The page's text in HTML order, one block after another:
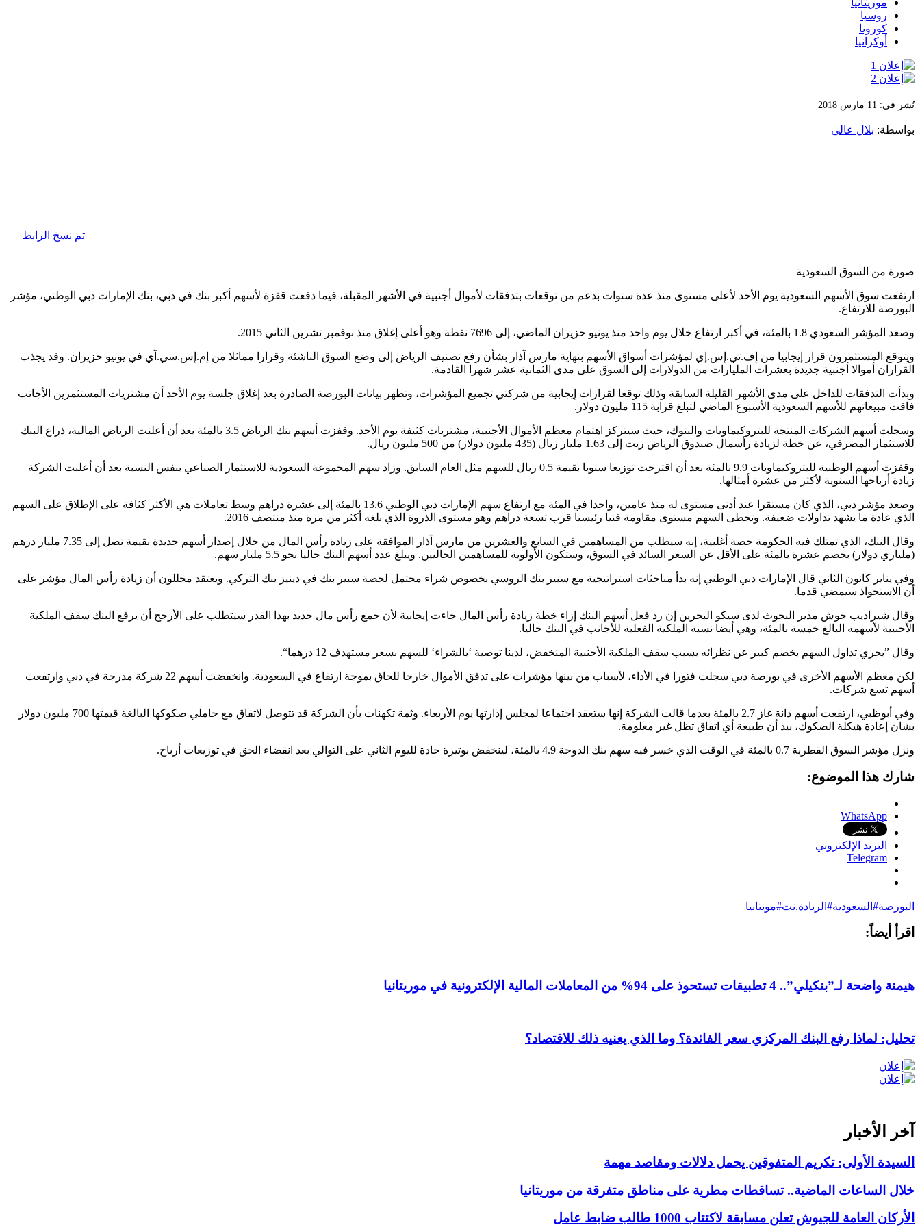
روسيا
كورونا
أوكرانيا
نُشر في: 11 مارس 2018
بواسطة: بلال عالي
تم نسخ الرابط
صورة من السوق السعودية
ارتفعت سوق الأسهم السعودية يوم الأحد لأعلى مستوى منذ عدة سنوات بدعم من توقعات بتدفقات لأموال أجنبية في الأشهر المقبلة، فيما دفعت قفزة لأسهم أكبر بنك في دبي، بنك الإمارات دبي الوطني، مؤشر
البورصة للارتفاع.
وصعد المؤشر السعودي 1.8 بالمئة، في أكبر ارتفاع خلال يوم واحد منذ يونيو حزيران الماضي، إلى 7696 نقطة وهو أعلى إغلاق منذ نوفمبر تشرين الثاني 2015.
ويتوقع المستثمرون قرار إيجابيا من إف.تي.إس.إي لمؤشرات أسواق الأسهم بنهاية مارس آذار بشأن رفع تصنيف الرياض إلى وضع السوق الناشئة وقرارا مماثلا من إم.إس.سي.آي في يونيو حزيران. وقد يجذب
القراران أموالا أجنبية جديدة بعشرات المليارات من الدولارات إلى السوق على مدى الثمانية عشر شهرا القادمة.
وبدأت التدفقات للداخل على مدى الأشهر القليلة السابقة وذلك توقعا لقرارات إيجابية من شركتي تجميع المؤشرات، وتظهر بيانات البورصة الصادرة بعد إغلاق جلسة يوم الأحد أن مشتريات المستثمرين الأجانب
فاقت مبيعاتهم للأسهم السعودية الأسبوع الماضي لتبلغ قرابة 115 مليون دولار.
وسجلت أسهم الشركات المنتجة للبتروكيماويات والبنوك، حيث سيتركز اهتمام معظم الأموال الأجنبية، مشتريات كثيفة يوم الأحد. وقفزت أسهم بنك الرياض 3.5 بالمئة بعد أن أعلنت الرياض المالية، ذراع البنك
للاستثمار المصرفي، عن خطة لزيادة رأسمال صندوق الرياض ريت إلى 1.63 مليار ريال (435 مليون دولار) من 500 مليون ريال.
وقفزت أسهم الوطنية للبتروكيماويات 9.9 بالمئة بعد أن اقترحت توزيعا سنويا بقيمة 0.5 ريال للسهم مثل العام السابق. وزاد سهم المجموعة السعودية للاستثمار الصناعي بنفس النسبة بعد أن أعلنت الشركة
زيادة أرباحها السنوية لأكثر من عشرة أمثالها.
وصعد مؤشر دبي، الذي كان مستقرا عند أدنى مستوى له منذ عامين، واحدا في المئة مع ارتفاع سهم الإمارات دبي الوطني 13.6 بالمئة إلى عشرة دراهم وسط تعاملات هي الأكثر كثافة على الإطلاق على السهم
الذي عادة ما يشهد تداولات ضعيفة. وتخطى السهم مستوى مقاومة فنيا رئيسيا قرب تسعة دراهم وهو مستوى الذروة الذي بلغه أكثر من مرة منذ منتصف 2016.
وقال البنك، الذي تمتلك فيه الحكومة حصة أغلبية، إنه سيطلب من المساهمين في السابع والعشرين من مارس آذار الموافقة على زيادة رأس المال من خلال إصدار أسهم جديدة بقيمة تصل إلى 7.35 مليار درهم
(ملياري دولار) بخصم عشرة بالمئة على الأقل عن السعر السائد في السوق، وستكون الأولوية للمساهمين الحاليين. ويبلغ عدد أسهم البنك حاليا نحو 5.5 مليار سهم.
وفي يناير كانون الثاني قال الإمارات دبي الوطني إنه بدأ مباحثات استراتيجية مع سبير بنك الروسي بخصوص شراء محتمل لحصة سبير بنك في دينيز بنك التركي. ويعتقد محللون أن زيادة رأس المال مؤشر على
أن الاستحواذ سيمضي قدما.
وقال شيراديب جوش مدير البحوث لدى سيكو البحرين إن رد فعل أسهم البنك إزاء خطة زيادة رأس المال جاءت إيجابية لأن جمع رأس مال جديد بهذا القدر سيتطلب على الأرجح أن يرفع البنك سقف الملكية
الأجنبية لأسهمه البالغ خمسة بالمئة، وهي أيضا نسبة الملكية الفعلية للأجانب في البنك حاليا.
وقال ”يجري تداول السهم بخصم كبير عن نظرائه بسبب سقف الملكية الأجنبية المنخفض، لدينا توصية ‭‘‬بالشراء‭‘‬ للسهم بسعر مستهدف 12 درهما“.
لكن معظم الأسهم الأخرى في بورصة دبي سجلت فتورا في الأداء، لأسباب من بينها مؤشرات على تدفق الأموال خارجا للحاق بموجة ارتفاع في السعودية. وانخفضت أسهم 22 شركة مدرجة في دبي وارتفعت
أسهم تسع شركات.
وفي أبوظبي، ارتفعت أسهم دانة غاز 2.7 بالمئة بعدما قالت الشركة إنها ستعقد اجتماعا لمجلس إدارتها يوم الأربعاء. وثمة تكهنات بأن الشركة قد تتوصل لاتفاق مع حاملي صكوكها البالغة قيمتها 700 مليون دولار
بشان إعادة هيكلة الصكوك، بيد أن طبيعة أي اتفاق تظل غير معلومة.
ونزل مؤشر السوق القطرية 0.7 بالمئة في الوقت الذي خسر فيه سهم بنك الدوحة 4.9 بالمئة، لينخفض بوتيرة حادة لليوم الثاني على التوالي بعد انقضاء الحق في توزيعات أرباح.
شارك هذا الموضوع:
WhatsApp
البريد الإلكتروني
Telegram
البورصة#السعودية#الريادة.نت#مويتانيا
اقرأ أيضاً:
هيمنة واضحة لـ”بنكيلي”.. 4 تطبيقات تستحوذ على 94% من المعاملات المالية الإلكترونية في موريتانيا
تحليل: لماذا رفع البنك المركزي سعر الفائدة؟ وما الذي يعنيه ذلك للاقتصاد؟
آخر الأخبار
السيدة الأولى: تكريم المتفوقين يحمل دلالات ومقاصد مهمة
خلال الساعات الماضية.. تساقطات مطرية على مناطق متفرقة من موريتانيا
الأركان العامة للجيوش تعلن مسابقة لاكتتاب 1000 طالب ضابط عامل